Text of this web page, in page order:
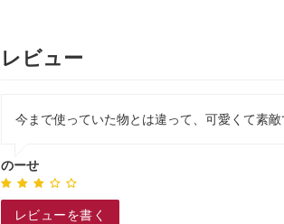
レビュー
今まで使っていた物とは違って、可愛くて素敵
のーせ
レビューを書く